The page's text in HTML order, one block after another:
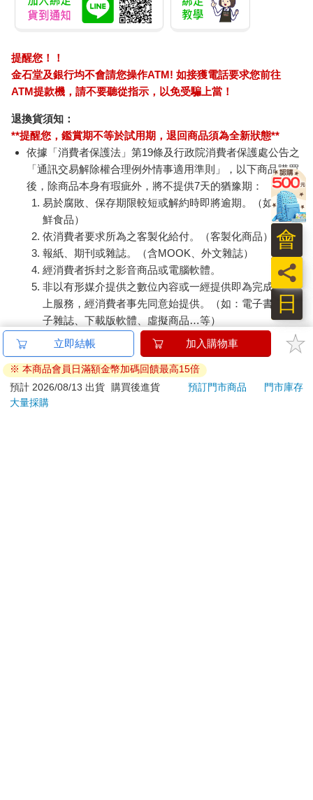
提醒您！！
金石堂及銀行均不會請您操作ATM! 如接獲電話要求您前往
ATM提款機，請不要聽從指示，以免受騙上當！
退換貨須知：
**提醒您，鑑賞期不等於試用期，退回商品須為全新狀態**
依據「消費者保護法」第19條及行政院消費者保護處公告之
「通訊交易解除權合理例外情事適用準則」，以下商品購買
後，除商品本身有瑕疵外，將不提供7天的猶豫期：
易於腐敗、保存期限較短或解約時即將逾期。（如：生
鮮食品）
依消費者要求所為之客製化給付。（客製化商品）
報紙、期刊或雜誌。（含MOOK、外文雜誌）
經消費者拆封之影音商品或電腦軟體。
非以有形媒介提供之數位內容或一經提供即為完成之線
上服務，經消費者事先同意始提供。（如：電子書、電
子雜誌、下載版軟體、虛擬商品…等）
已拆封之個人衛生用品。（如：內衣褲、刮鬍刀、除毛
刀…等）
若非上列種類商品，均享有到貨7天的猶豫期（含例假
日）。
辦理退換貨時，商品（組合商品恕無法接受單獨退貨）必須
立即結帳 加入購物車
※ 本商品會員日滿額金幣加碼回饋最高15倍
預計 2026/08/13 出貨
購買後進貨 預訂門市商品
門市庫存
大量採購
日
員
會